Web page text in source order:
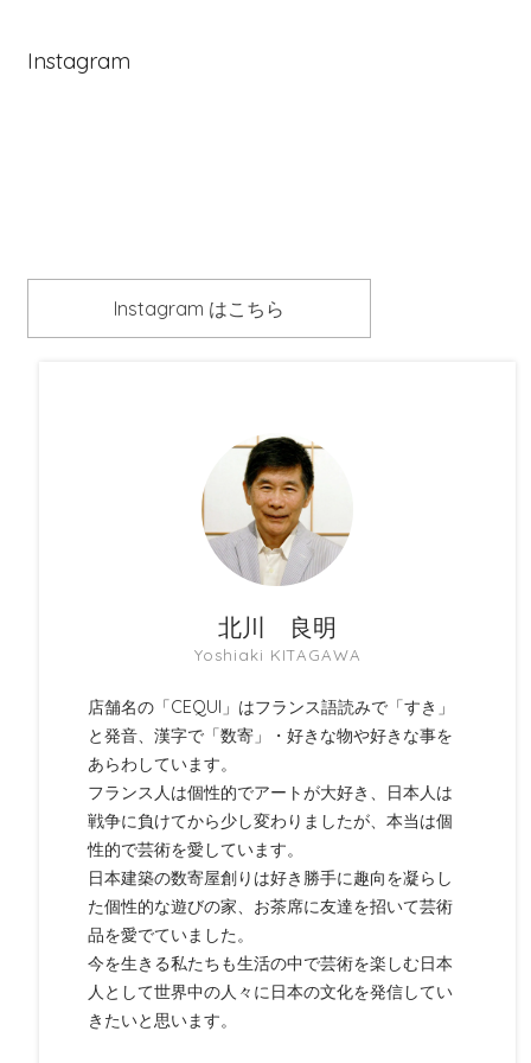
Instagram
Instagram はこちら
北川 良明
Yoshiaki KITAGAWA
店舗名の「CEQUI」はフランス語読みで「すき」
と発音、漢字で「数寄」・好きな物や好きな事を
あらわしています。
フランス人は個性的でアートが大好き、日本人は
戦争に負けてから少し変わりましたが、本当は個
性的で芸術を愛しています。
日本建築の数寄屋創りは好き勝手に趣向を凝らし
た個性的な遊びの家、お茶席に友達を招いて芸術
品を愛でていました。
今を生きる私たちも生活の中で芸術を楽しむ日本
人として世界中の人々に日本の文化を発信してい
きたいと思います。